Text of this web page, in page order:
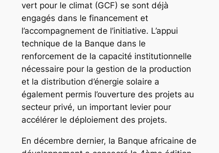
vert pour le climat (GCF) se sont déjà
engagés dans le financement et
l’accompagnement de l’initiative. L’appui
technique de la Banque dans le
renforcement de la capacité institutionnelle
nécessaire pour la gestion de la production
et la distribution d’énergie solaire a
également permis l’ouverture des projets au
secteur privé, un important levier pour
accélérer le déploiement des projets.
En décembre dernier, la Banque africaine de